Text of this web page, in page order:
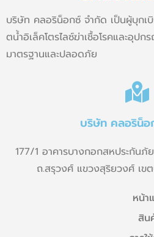
บริษัท คลอริน็อกซ์ จำกัด เป็นผู้บุกเ
ตน้ำอิเล็คโตรไลซ์ฆ่าเชื้อโรคและอุป
มาตรฐานและปลอดภัย
บริษัท คลอริน็
177/1 อาคารบางกอกสหประกัน
ถ.สรุวงศ์ แขวงสุริยวงศ์ เข
หน้า
สิน